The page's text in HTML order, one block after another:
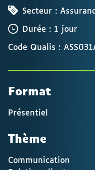
Secteur :
Durée : 1 jour
Code Qualis :
Format
Présentiel
Thème
Communication